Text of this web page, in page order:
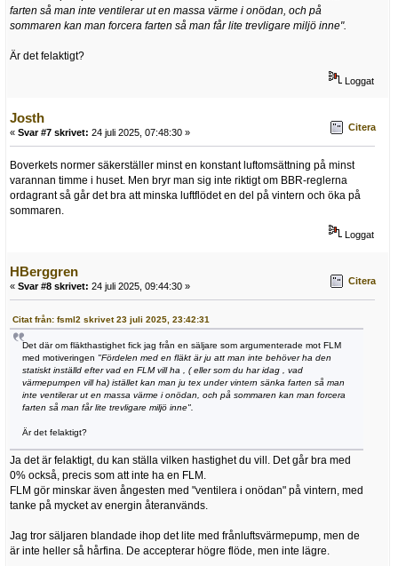
farten så man inte ventilerar ut en massa värme i onödan, och på
sommaren kan man forcera farten så man får lite trevligare miljö inne".
Är det felaktigt?
Loggat
Josth
« Svar #7 skrivet: 24 juli 2025, 07:48:30 » Citera
Boverkets normer säkerställer minst en konstant luftomsättning på minst
varannan timme i huset. Men bryr man sig inte riktigt om BBR-reglerna
ordagrant så går det bra att minska luftflödet en del på vintern och öka på
sommaren.
Loggat
HBerggren
« Svar #8 skrivet: 24 juli 2025, 09:44:30 » Citera
Citat från: fsml2 skrivet 23 juli 2025, 23:42:31
Det där om fläkthastighet fick jag från en säljare som argumenterade mot FLM
med motiveringen "Fördelen med en fläkt är ju att man inte behöver ha den
statiskt inställd efter vad en FLM vill ha , ( eller som du har idag , vad
värmepumpen vill ha) istället kan man ju tex under vintern sänka farten så man
inte ventilerar ut en massa värme i onödan, och på sommaren kan man forcera
farten så man får lite trevligare miljö inne".
Är det felaktigt?
Ja det är felaktigt, du kan ställa vilken hastighet du vill. Det går bra med
0% också, precis som att inte ha en FLM.
FLM gör minskar även ångesten med "ventilera i onödan" på vintern, med
tanke på mycket av energin återanvänds.
Jag tror säljaren blandade ihop det lite med frånluftsvärmepump, men de
är inte heller så hårfina. De accepterar högre flöde, men inte lägre.